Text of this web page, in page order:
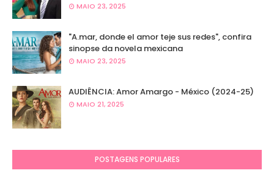
MAIO 23, 2025
"A.mar, donde el amor teje sus redes", confira
sinopse da novela mexicana
MAIO 23, 2025
AUDIÊNCIA: Amor Amargo - México (2024-25)
MAIO 21, 2025
POSTAGENS POPULARES